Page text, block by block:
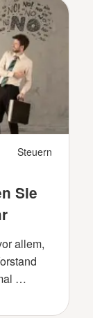
Steuern
Sie
allem,
…